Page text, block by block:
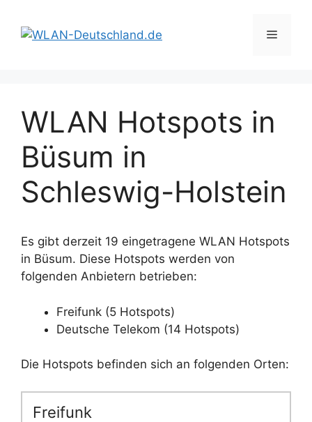
Inhalt
springen
Menü
WLAN Hotspots in
Büsum in
Schleswig-Holstein
Es gibt derzeit 19 eingetragene WLAN Hotspots
in Büsum. Diese Hotspots werden von
folgenden Anbietern betrieben:
Freifunk (5 Hotspots)
Deutsche Telekom (14 Hotspots)
Die Hotspots befinden sich an folgenden Orten:
Freifunk